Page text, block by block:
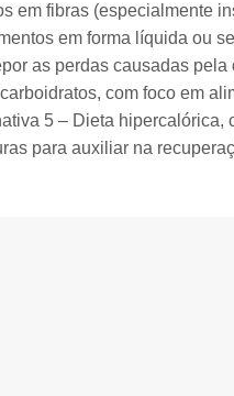
em fibras (especialmente
em forma líquida ou
as perdas causadas
com foco em
5 – Dieta
para auxiliar na